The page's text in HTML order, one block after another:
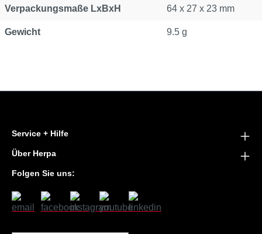
Verpackungsmaße LxBxH 64 x 27 x 23 mm
Gewicht 9.5 g
Service + Hilfe
Über Herpa
Folgen Sie uns: